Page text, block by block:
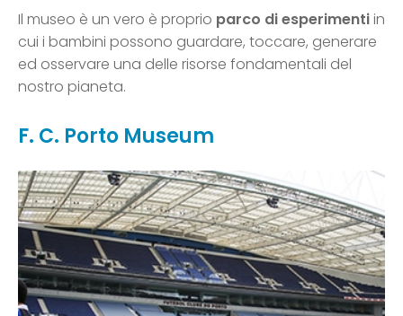
Il museo è un vero è proprio parco di esperimentiin
cui i bambini possono guardare, toccare, generare
ed osservare una delle risorse fondamentali del
nostro pianeta.
F. C. Porto Museum